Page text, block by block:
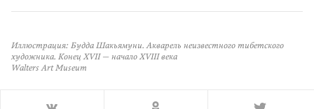
Иллюстрация: Будда Шакьямуни. Акварель неизвестного тибетского
художника. Конец XVII — начало XVIII века
Walters Art Museum